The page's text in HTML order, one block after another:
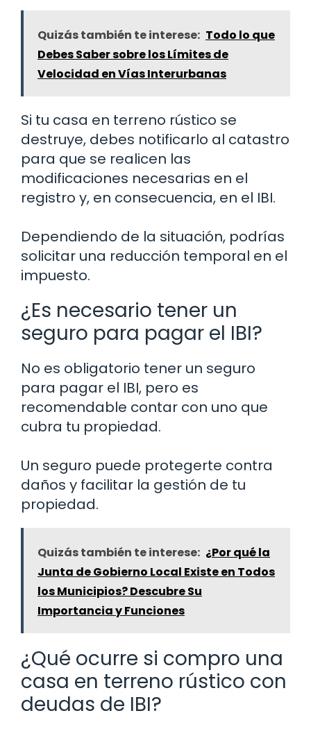
Quizás también te interese: Todo lo que
Debes Saber sobre los Límites de
Velocidad en Vías Interurbanas
Si tu casa en terreno rústico se
destruye, debes notificarlo al catastro
para que se realicen las
modificaciones necesarias en el
registro y, en consecuencia, en el IBI.
Dependiendo de la situación, podrías
solicitar una reducción temporal en el
impuesto.
¿Es necesario tener un
seguro para pagar el IBI?
No es obligatorio tener un seguro
para pagar el IBI, pero es
recomendable contar con uno que
cubra tu propiedad.
Un seguro puede protegerte contra
daños y facilitar la gestión de tu
propiedad.
Quizás también te interese: ¿Por qué la
Junta de Gobierno Local Existe en Todos
los Municipios? Descubre Su
Importancia y Funciones
¿Qué ocurre si compro una
casa en terreno rústico con
deudas de IBI?